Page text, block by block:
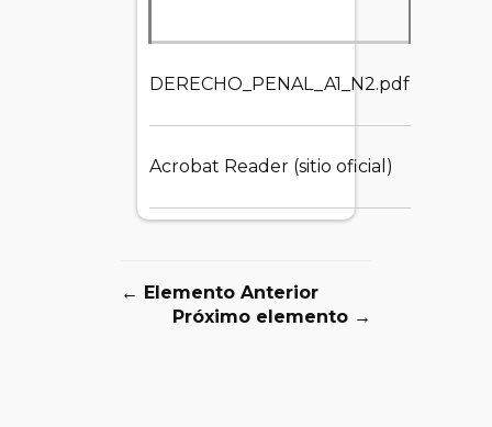
DERECHO_PENAL_A1_N2.pdf
Acrobat Reader (sitio oficial)
← Elemento Anterior
Próximo elemento →